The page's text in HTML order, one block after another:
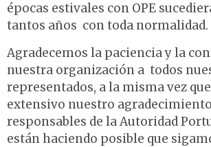
épocas estivales con OPE
tantos años con toda normalidad.
Agradecemos la paciencia y la
nuestra organización a todos
representados, a la misma vez
extensivo nuestro
responsables de la Autoridad
están haciendo posible que